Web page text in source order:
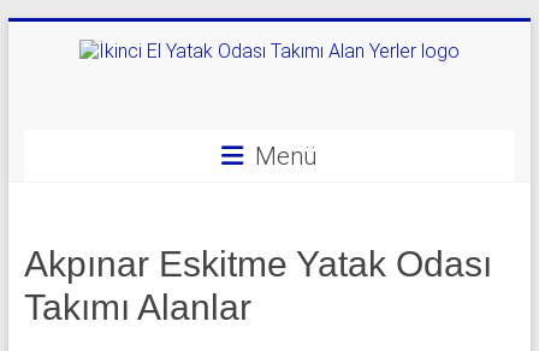
Yerler
|
Menü
Akpınar Eskitme Yatak Odası
Takımı Alanlar